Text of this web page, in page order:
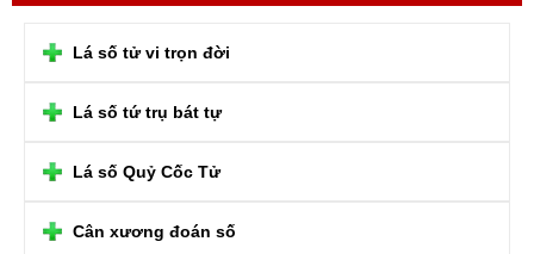
Lá số tử vi trọn đời
Lá số tứ trụ bát tự
Lá số Quỷ Cốc Tử
Cân xương đoán số